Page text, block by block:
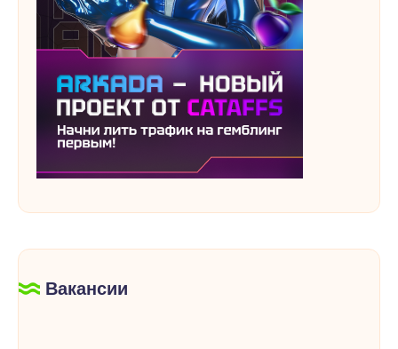
Вакансии